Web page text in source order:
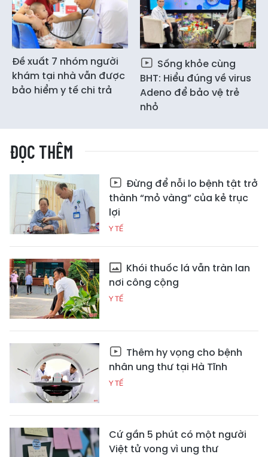
Đề xuất 7 nhóm người
khám tại nhà vẫn được
bảo hiểm y tế chi trả
Sống khỏe cùng
BHT: Hiểu đúng về virus
Adeno để bảo vệ trẻ
nhỏ
ĐỌC THÊM
Đừng để nỗi lo bệnh tật trở
thành “mỏ vàng” của kẻ trục
lợi
Y TẾ
Khói thuốc lá vẫn tràn lan
nơi công cộng
Y TẾ
Thêm hy vọng cho bệnh
nhân ung thư tại Hà Tĩnh
Y TẾ
Cứ gần 5 phút có một người
Việt tử vong vì ung thư